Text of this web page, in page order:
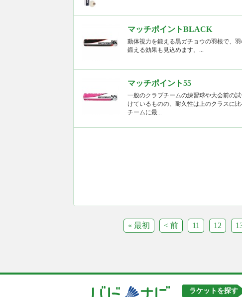
マッチポイントBLACK
動体視力を鍛える黒ガチョウの羽根で、
鍛える効果も見込めます。...
マッチポイント55
一般のクラブチームの練習球や大会前の
けているものの、耐久性は上のクラスに
チームに最...
« 最初 < 前 11 12
ラケットを探す